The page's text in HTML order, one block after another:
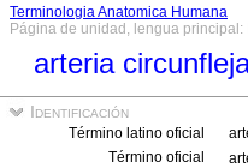
Terminologia Anatomica Humana
Página de unidad, lengua
arteria
Identificación
Término latino oficial
Término oficial